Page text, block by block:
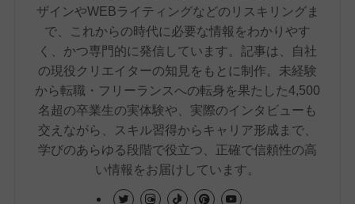
ザインやWEBライティングなどのリスキリングま
で、これからの時代に必要な情報をわかりやす
く、かつ専門的に発信しています。記事は、自社
の現役クリエイターの知見をもとに制作。未経験
から転職・フリーランスへの転身を果たした4,500
名超の卒業生の実体験や、実際のインタビューも
交えながら、スキル習得からキャリア形成まで、
学びのあらゆる段階で役立つ、正確で信頼性の高
い情報をお届けしています。